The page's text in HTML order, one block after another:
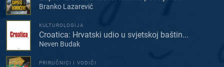
Branko Lazarević
KULTUROLOGIJA
Croatica: Hrvatski udio u svjetskoj baštin...
Neven Budak
PRIRUČNICI I VODIČI